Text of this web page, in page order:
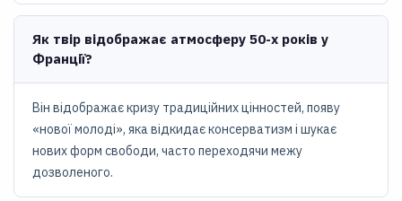
Як твір відображає атмосферу 50-х років у
Франції?
Він відображає кризу традиційних цінностей, появу
«нової молоді», яка відкидає консерватизм і шукає
нових форм свободи, часто переходячи межу
дозволеного.